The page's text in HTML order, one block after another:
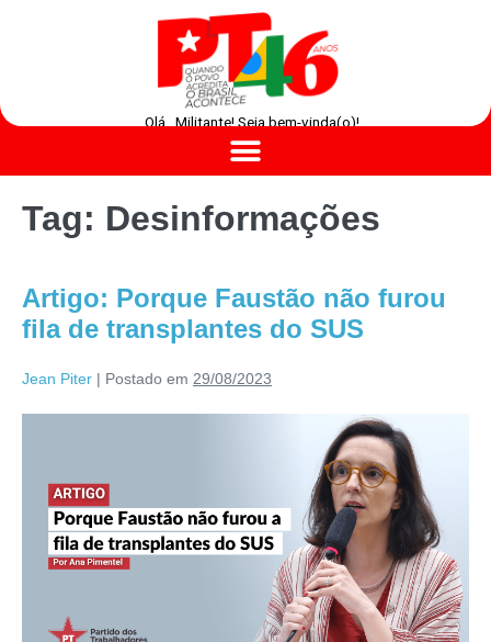
Olá , Militante! Seja bem-vinda(o)!
Tag: Desinformações
Artigo: Porque Faustão não furou
fila de transplantes do SUS
Jean Piter | Postado em 29/08/2023